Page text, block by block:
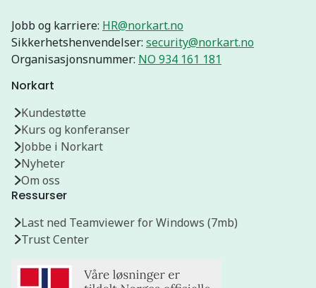
Jobb og karriere: HR@norkart.no
Sikkerhetshenvendelser: security@norkart.no
Organisasjonsnummer: NO 934 161 181
Norkart
Kundestøtte
Kurs og konferanser
Jobbe i Norkart
Nyheter
Om oss
Ressurser
Last ned Teamviewer for Windows (7mb)
Trust Center